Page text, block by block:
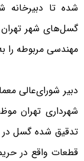
شده تا
مهندسی مربوطه را
شهرداری تهران
تدقیق شده گسل در
قطعات واقع در